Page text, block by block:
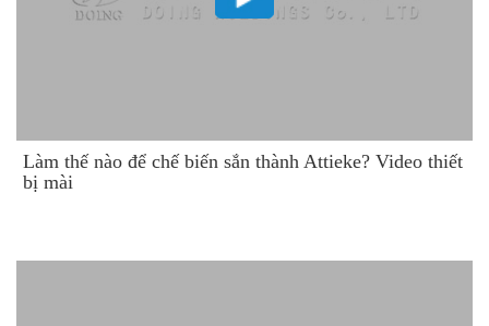
Làm thế nào để chế biến sắn thành Attieke? Video thiết
bị mài